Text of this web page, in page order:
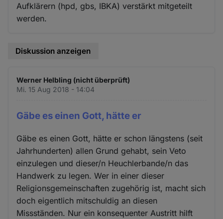
Aufklärern (hpd, gbs, IBKA) verstärkt mitgeteilt
werden.
Diskussion anzeigen
Werner Helbling (nicht überprüft)
Mi. 15 Aug 2018 - 14:04
Gäbe es einen Gott, hätte er
Gäbe es einen Gott, hätte er schon längstens (seit
Jahrhunderten) allen Grund gehabt, sein Veto
einzulegen und dieser/n Heuchlerbande/n das
Handwerk zu legen. Wer in einer dieser
Religionsgemeinschaften zugehörig ist, macht sich
doch eigentlich mitschuldig an diesen
Missständen. Nur ein konsequenter Austritt hilft